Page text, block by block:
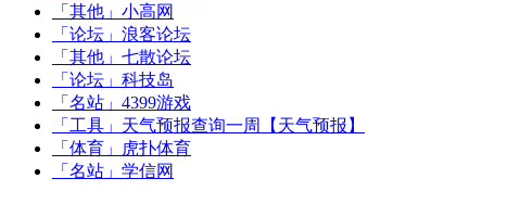
「其他」 小高网
「论坛」 浪客论坛
「其他」 七散论坛
「论坛」 科技岛
「名站」 4399游戏
「工具」 天气预报查询一周【天气预报】
「体育」
虎扑体育
「名站」 学信网